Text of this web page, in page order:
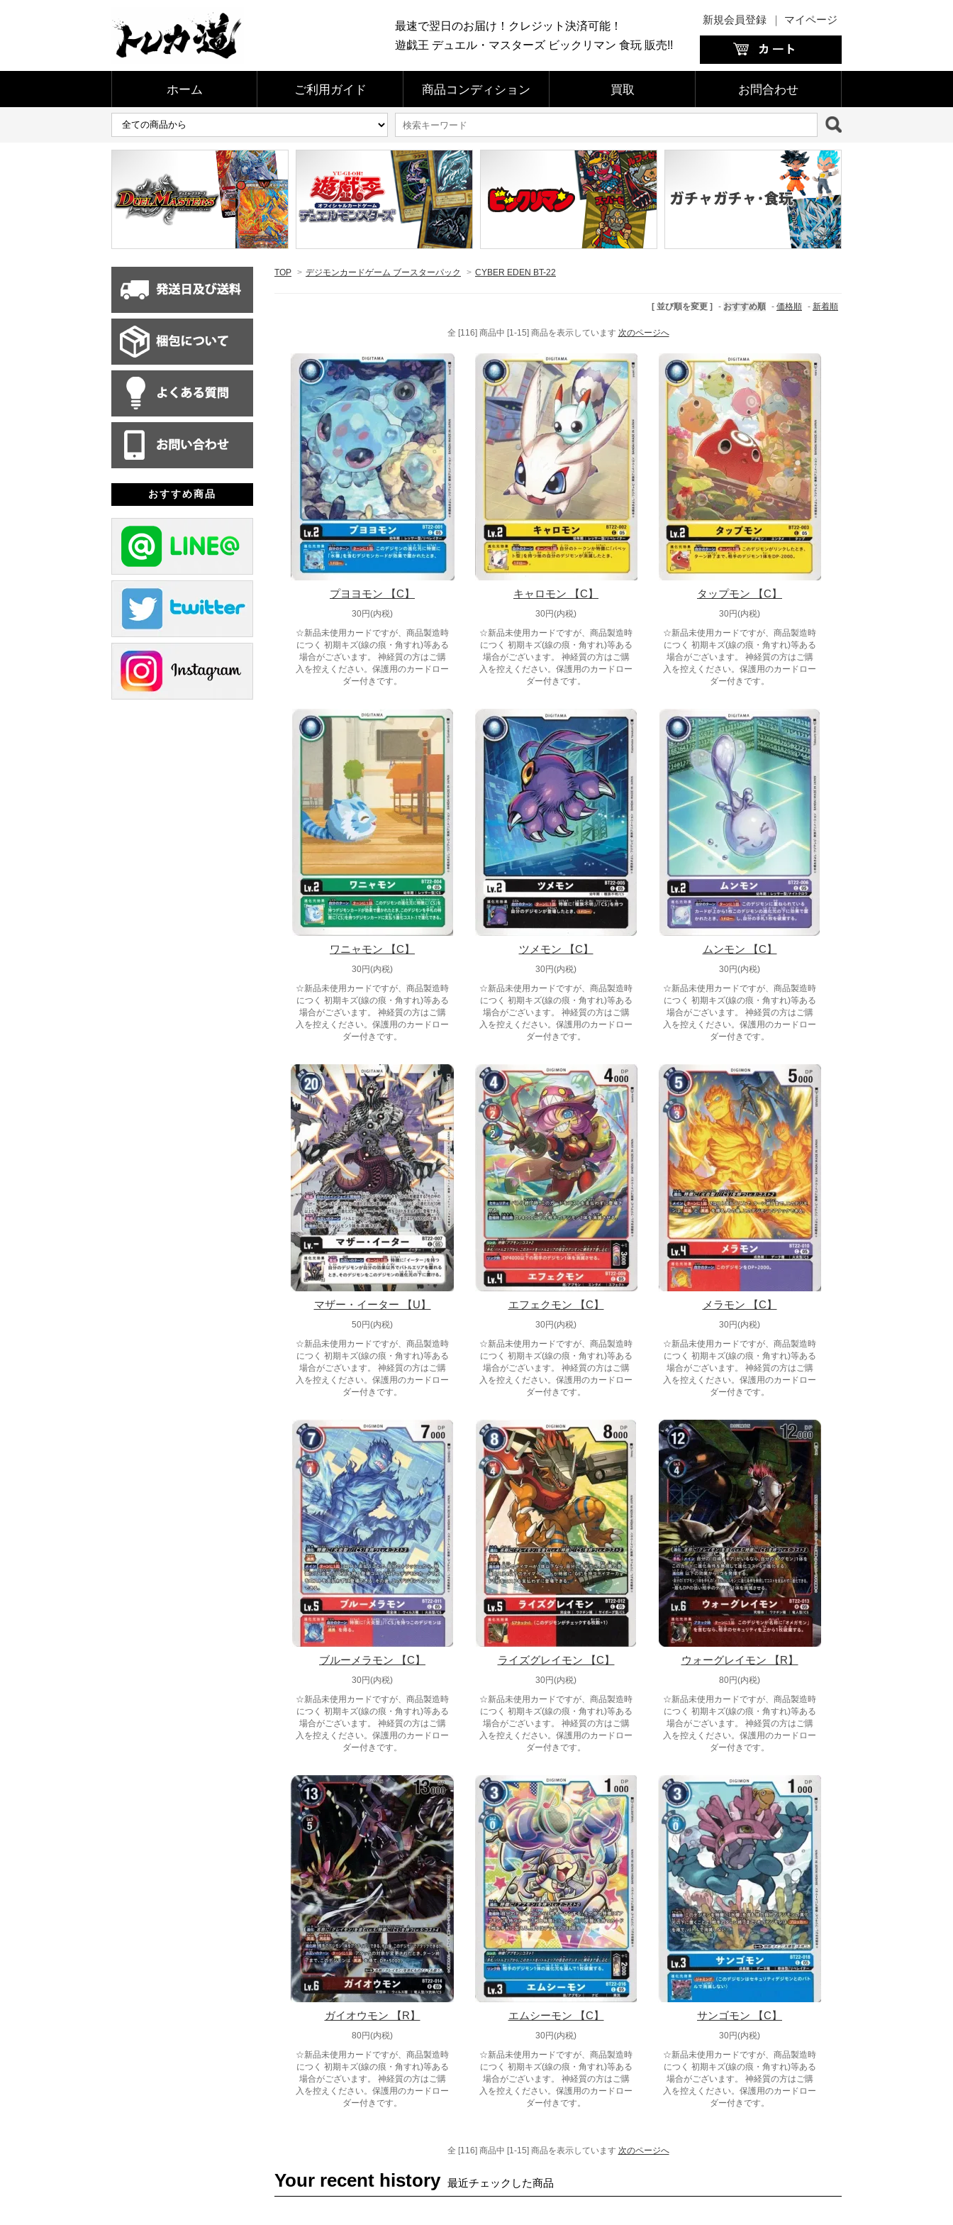
最速で翌日のお届け！クレジット決済可能！
遊戯王 デュエル・マスターズ ビックリマン 食玩 販売!!
新規会員登録 ｜ マイページ
ホーム ご利用ガイド 商品コンディション 買取 お問合わせ
TOP > デジモンカードゲーム ブースターパック > CYBER EDEN BT-22
[ 並び順を変更 ] - おすすめ順 - 価格順 - 新着順
全 [116] 商品中 [1-15] 商品を表示しています 次のページへ
プヨヨモン 【C】
30円(内税)
☆新品未使用カードですが、商品製造時
につく 初期キズ(線の痕・角すれ)等ある
場合がございます。 神経質の方はご購
入を控えください。保護用のカードロー
ダー付きです。
キャロモン 【C】
30円(内税)
☆新品未使用カードですが、商品製造時
につく 初期キズ(線の痕・角すれ)等ある
場合がございます。 神経質の方はご購
入を控えください。保護用のカードロー
ダー付きです。
タップモン 【C】
30円(内税)
☆新品未使用カードですが、商品製造時
につく 初期キズ(線の痕・角すれ)等ある
場合がございます。 神経質の方はご購
入を控えください。保護用のカードロー
ダー付きです。
ワニャモン 【C】
30円(内税)
☆新品未使用カードですが、商品製造時
につく 初期キズ(線の痕・角すれ)等ある
場合がございます。 神経質の方はご購
入を控えください。保護用のカードロー
ダー付きです。
ツメモン 【C】
30円(内税)
☆新品未使用カードですが、商品製造時
につく 初期キズ(線の痕・角すれ)等ある
場合がございます。 神経質の方はご購
入を控えください。保護用のカードロー
ダー付きです。
ムンモン 【C】
30円(内税)
☆新品未使用カードですが、商品製造時
につく 初期キズ(線の痕・角すれ)等ある
場合がございます。 神経質の方はご購
入を控えください。保護用のカードロー
ダー付きです。
マザー・イーター 【U】
50円(内税)
☆新品未使用カードですが、商品製造時
につく 初期キズ(線の痕・角すれ)等ある
場合がございます。 神経質の方はご購
入を控えください。保護用のカードロー
ダー付きです。
エフェクモン 【C】
30円(内税)
☆新品未使用カードですが、商品製造時
につく 初期キズ(線の痕・角すれ)等ある
場合がございます。 神経質の方はご購
入を控えください。保護用のカードロー
ダー付きです。
メラモン 【C】
30円(内税)
☆新品未使用カードですが、商品製造時
につく 初期キズ(線の痕・角すれ)等ある
場合がございます。 神経質の方はご購
入を控えください。保護用のカードロー
ダー付きです。
ブルーメラモン 【C】
30円(内税)
☆新品未使用カードですが、商品製造時
につく 初期キズ(線の痕・角すれ)等ある
場合がございます。 神経質の方はご購
入を控えください。保護用のカードロー
ダー付きです。
ライズグレイモン 【C】
30円(内税)
☆新品未使用カードですが、商品製造時
につく 初期キズ(線の痕・角すれ)等ある
場合がございます。 神経質の方はご購
入を控えください。保護用のカードロー
ダー付きです。
ウォーグレイモン 【R】
80円(内税)
☆新品未使用カードですが、商品製造時
につく 初期キズ(線の痕・角すれ)等ある
場合がございます。 神経質の方はご購
入を控えください。保護用のカードロー
ダー付きです。
ガイオウモン 【R】
80円(内税)
☆新品未使用カードですが、商品製造時
につく 初期キズ(線の痕・角すれ)等ある
場合がございます。 神経質の方はご購
入を控えください。保護用のカードロー
ダー付きです。
エムシーモン 【C】
30円(内税)
☆新品未使用カードですが、商品製造時
につく 初期キズ(線の痕・角すれ)等ある
場合がございます。 神経質の方はご購
入を控えください。保護用のカードロー
ダー付きです。
サンゴモン 【C】
30円(内税)
☆新品未使用カードですが、商品製造時
につく 初期キズ(線の痕・角すれ)等ある
場合がございます。 神経質の方はご購
入を控えください。保護用のカードロー
ダー付きです。
全 [116] 商品中 [1-15] 商品を表示しています 次のページへ
Your recent history 最近チェックした商品
おすすめ商品